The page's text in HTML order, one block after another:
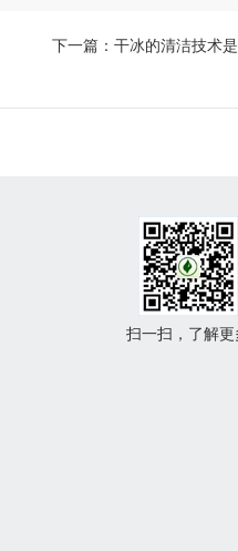
下一篇： 干冰的清洁技术
扫一扫，了解更